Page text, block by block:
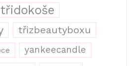
třidokoše
třizbeautyboxu
yankeecandle